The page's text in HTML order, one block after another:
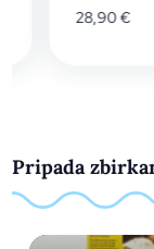
28,90€
Pripada